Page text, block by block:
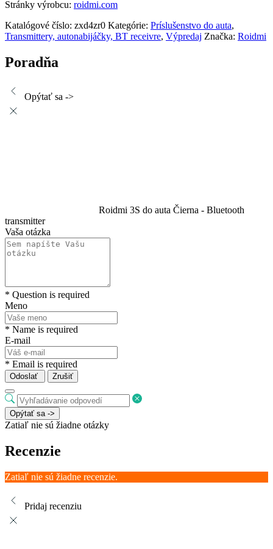
Stránky výrobcu: roidmi.com
Katalógové číslo: zxd4zr0 Kategórie: Príslušenstvo do auta,
Transmittery, autonabijáčky, BT receivre, Výpredaj Značka: Roidmi
Poradňa
Opýtať sa ->
Roidmi 3S do auta Čierna - Bluetooth
transmitter
Vaša otázka
* Question is required
Meno
* Name is required
E-mail
* Email is required
Odoslať Zrušiť
Opýtať sa ->
Zatiaľ nie sú žiadne otázky
Recenzie
Zatiaľ nie sú žiadne recenzie.
Pridaj recenziu